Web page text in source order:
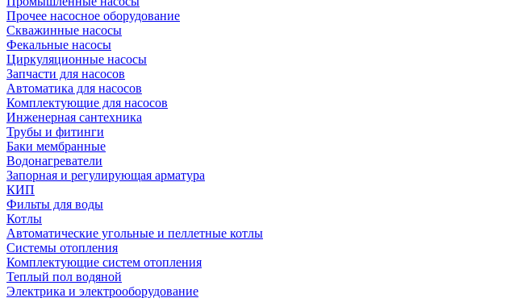
Прочее насосное оборудование
Скважинные насосы
Фекальные насосы
Циркуляционные насосы
Запчасти для насосов
Автоматика для насосов
Комплектующие для насосов
Инженерная сантехника
Трубы и фитинги
Баки мембранные
Водонагреватели
Запорная и регулирующая арматура
КИП
Фильты для воды
Котлы
Автоматические угольные и пеллетные котлы
Системы отопления
Комплектующие систем отопления
Теплый пол водяной
Электрика и электрооборудование